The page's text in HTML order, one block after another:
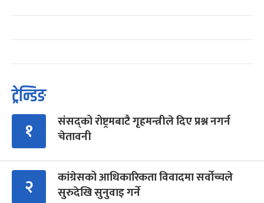
ट्रेन्डिङ
१
संसद्को रोष्ट्रमबाटै गृहमन्त्रीले दिए प्रश्न नगर्न
चेतावनी
२
कांग्रेसको आधिकारिकता विवादमा सर्वोच्चले
सुरुदेखि सुनुवाइ गर्ने